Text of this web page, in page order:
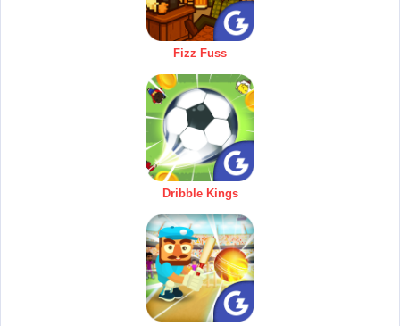
Fizz Fuss
Dribble Kings